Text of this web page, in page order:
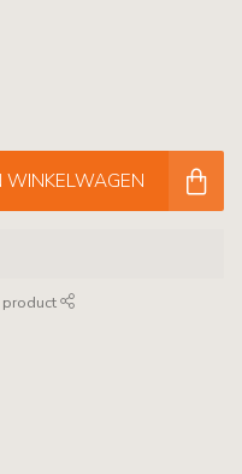
WINKELWAGEN